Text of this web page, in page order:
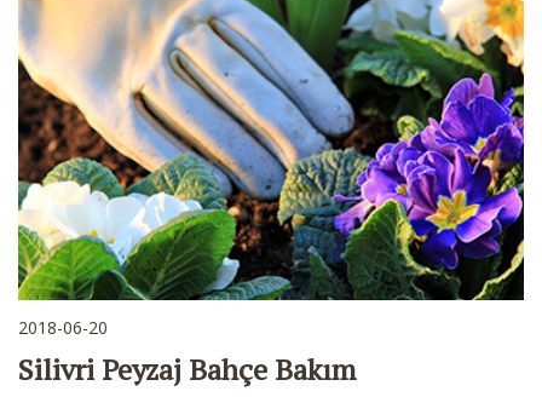
2018-06-20
Silivri Peyzaj Bahçe Bakım